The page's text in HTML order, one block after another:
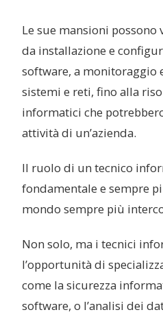
Le sue mansioni possono
da installazione e
software, a monitoraggio
sistemi e reti, fino alla
informatici che
attività di un’azienda.
Il ruolo di un tecnico
fondamentale e sempre
mondo sempre più
Non solo, ma i tecnici
l’opportunità di
come la sicurezza
software, o l’analisi dei